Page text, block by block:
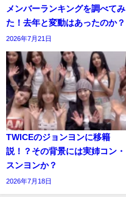
メンバーランキングを調べてみ
た！去年と変動はあったのか？
2026年7月21日
TWICEのジョンヨンに移籍
説！？その背景には実姉コン・
スンヨンか？
2026年7月18日